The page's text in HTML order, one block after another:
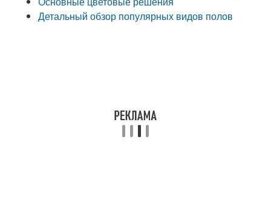
Детальный обзор популярных видов полов